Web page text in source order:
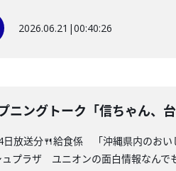
2026.06.21 |00:40:26
ニングトーク「信ちゃん、台
日放送分🍴給食係 「沖縄県内のお
ュプラザ ユニオンの面白情報なんで